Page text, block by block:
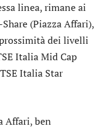
linea, rimane ai
(Piazza Affari),
dei livelli
Italia Mid Cap
Italia Star
Affari, ben